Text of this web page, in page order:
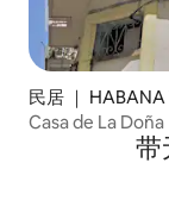
民居 ｜ HABANA
Casa de La Doña
带